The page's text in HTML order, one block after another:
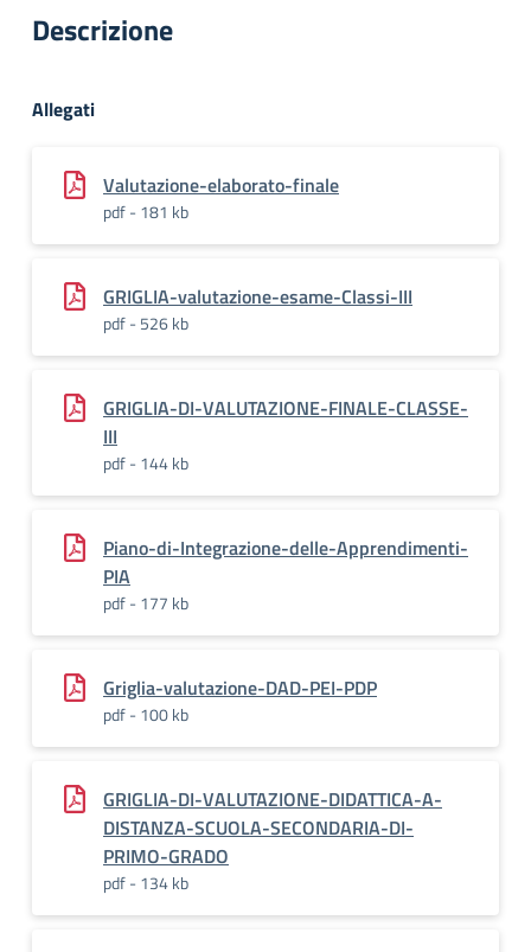
Descrizione
Allegati
Valutazione-elaborato-finale
pdf - 181 kb
GRIGLIA-valutazione-esame-Classi-III
pdf - 526 kb
GRIGLIA-DI-VALUTAZIONE-FINALE-CLASSE-
III
pdf - 144 kb
Piano-di-Integrazione-delle-Apprendimenti-
PIA
pdf - 177 kb
Griglia-valutazione-DAD-PEI-PDP
pdf - 100 kb
GRIGLIA-DI-VALUTAZIONE-DIDATTICA-A-
DISTANZA-SCUOLA-SECONDARIA-DI-
PRIMO-GRADO
pdf - 134 kb